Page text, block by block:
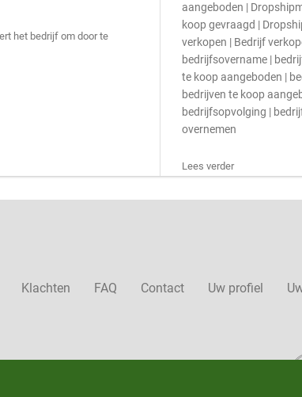
het bedrijf om door te
aangeboden |
koop gevraagd |
verkopen | Bedrijf
bedrijfsovername |
te koop aangeboden |
bedrijven te koop
bedrijfsopvolging |
overnemen
Lees verder
Klachten FAQ Contact Uw profiel